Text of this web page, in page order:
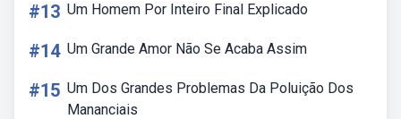
#13 Um Homem Por Inteiro Final Explicado
#14 Um Grande Amor Não Se Acaba Assim
#15 Um Dos Grandes Problemas Da Poluição Dos
Mananciais